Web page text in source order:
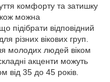
комфорту та затишку
можна
підібрати відповідний
різних вікових груп.
молодих людей віком
акценти можуть
від 35 до 45 років.